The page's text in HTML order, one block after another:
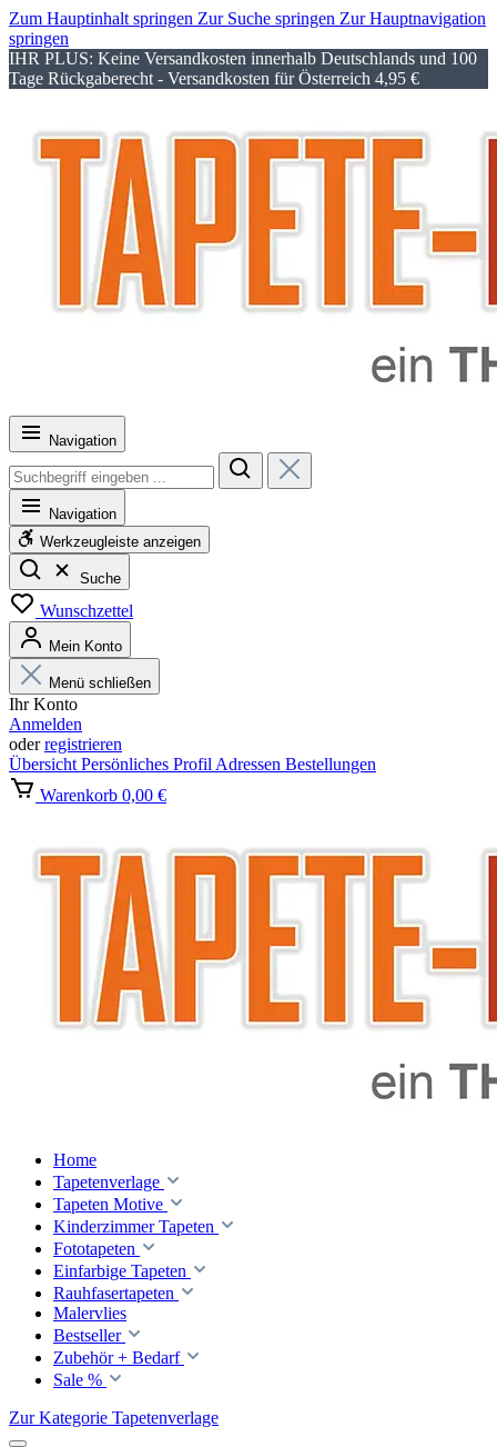
Zum Hauptinhalt springen Zur Suche springen Zur Hauptnavigation
springen
IHR PLUS: Keine Versandkosten innerhalb Deutschlands und 100
Tage Rückgaberecht - Versandkosten für Österreich 4,95 €
Navigation
Navigation
Werkzeugleiste anzeigen
Suche
Wunschzettel
Mein Konto
Menü schließen
Ihr Konto
Anmelden
oderregistrieren
Übersicht Persönliches Profil Adressen Bestellungen
Warenkorb 0,00 €
Home
Tapetenverlage
Tapeten Motive
Kinderzimmer Tapeten
Fototapeten
Einfarbige Tapeten
Rauhfasertapeten
Malervlies
Bestseller
Zubehör + Bedarf
Sale %
Zur Kategorie Tapetenverlage